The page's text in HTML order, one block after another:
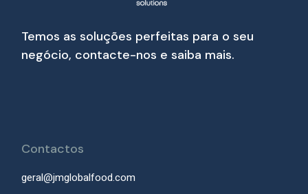
Temos as soluções perfeitas para o seu
negócio, contacte-nos e saiba mais.
Contactos
geral@jmglobalfood.com